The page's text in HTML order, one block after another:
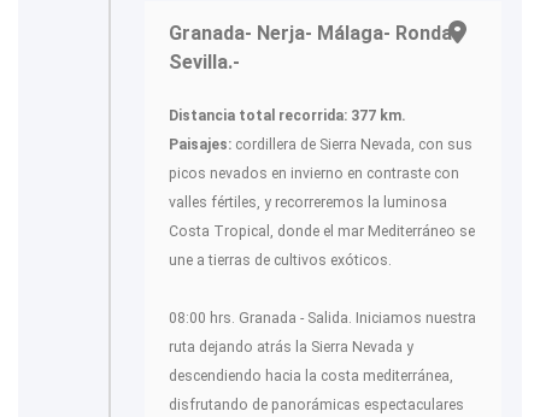
Granada- Nerja- Málaga- Ronda-
Sevilla.-
Distancia total recorrida: 377 km.
Paisajes: cordillera de Sierra Nevada, con sus
picos nevados en invierno en contraste con
valles fértiles, y recorreremos la luminosa
Costa Tropical, donde el mar Mediterráneo se
une a tierras de cultivos exóticos.
08:00 hrs. Granada - Salida. Iniciamos nuestra
ruta dejando atrás la Sierra Nevada y
descendiendo hacia la costa mediterránea,
disfrutando de panorámicas espectaculares